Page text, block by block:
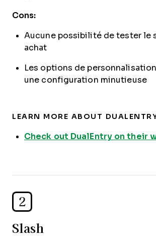
Cons:
Aucune possibilité de tester le
achat
Les options de
une configuration minutieuse
LEARN MORE ABOUT
Check out DualEntry on their
2
Slash